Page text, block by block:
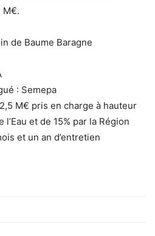
M€.
de Baume Baragne
: Semepa
M€ pris en charge à hauteur
l’Eau et de 15% par la Région
et un an d’entretien